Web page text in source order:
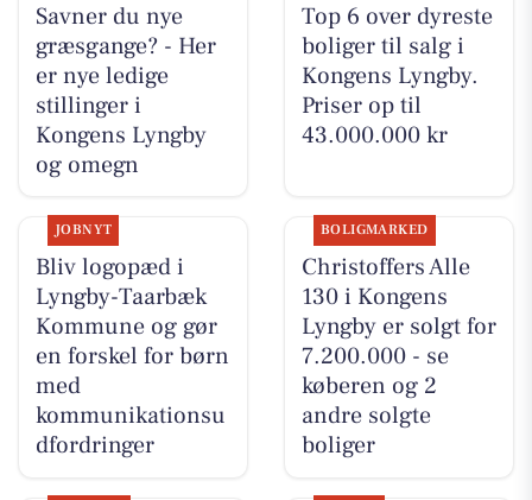
Savner du nye
græsgange? - Her
er nye ledige
stillinger i
Kongens Lyngby
og omegn
Top 6 over dyreste
boliger til salg i
Kongens Lyngby.
Priser op til
43.000.000 kr
JOBNYT
Bliv logopæd i
Lyngby-Taarbæk
Kommune og gør
en forskel for børn
med
kommunikationsu
dfordringer
BOLIGMARKED
Christoffers Alle
130 i Kongens
Lyngby er solgt for
7.200.000 - se
køberen og 2
andre solgte
boliger